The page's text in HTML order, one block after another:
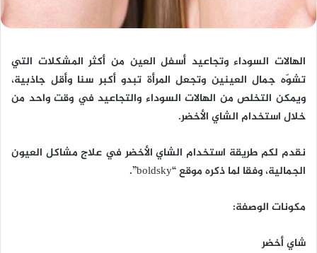
الهالات السوداء وتجاعيد أسفل العين من أكثر المشكلات التي
تشوّه جمال العينين وتجعل المرأة تبدو أكبر سنا وأقل جاذبية،
ويمكن التخلص من الهالات السوداء والتجاعيد في وقت واحد من
خلال استخدام الشاي الأخضر.
نقدم لكم طريقة استخدام الشاي الأخضر في علاج مشاكل العيون
الجمالية، وفقا لما ذكره موقع “boldsky”.
مكونات الوصفة:
شاي أخضر